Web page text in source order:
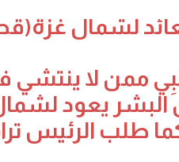
لشمال
ممن لا
يعود
طلب الرئيس